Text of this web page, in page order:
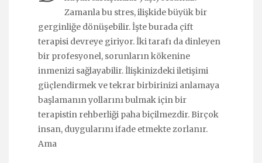
Zamanla bu stres, ilişkide büyük bir
gerginliğe dönüşebilir. İşte burada çift
terapisi devreye giriyor. İki tarafı da dinleyen
bir profesyonel, sorunların kökenine
inmenizi sağlayabilir. İlişkinizdeki iletişimi
güçlendirmek ve tekrar birbirinizi anlamaya
başlamanın yollarını bulmak için bir
terapistin rehberliği paha biçilmezdir. Birçok
insan, duygularını ifade etmekte zorlanır.
Ama